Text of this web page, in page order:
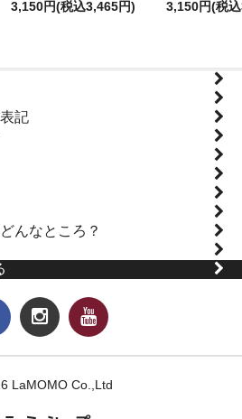
3,150円(税込3,465円)
3,150円(税
記
んなところ？
LaMOMO Co.,Ltd